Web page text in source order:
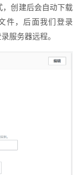
，创建后会自动下载
件，后面我们登录
服务器远程。